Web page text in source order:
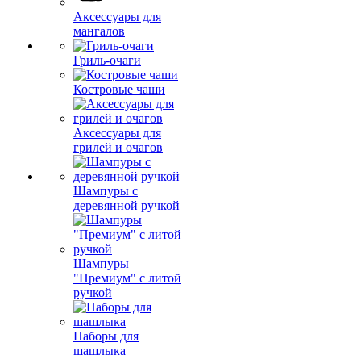
Аксессуары для
мангалов
Гриль-очаги
Костровые чаши
Аксессуары для
грилей и очагов
Шампуры с
деревянной ручкой
Шампуры
"Премиум" с литой
ручкой
Наборы для
шашлыка